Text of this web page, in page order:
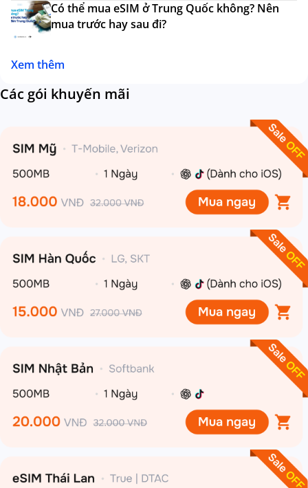
Có thể mua eSIM ở Trung Quốc không? Nên
mua trước hay sau đi?
Xem thêm
Các gói khuyến mãi